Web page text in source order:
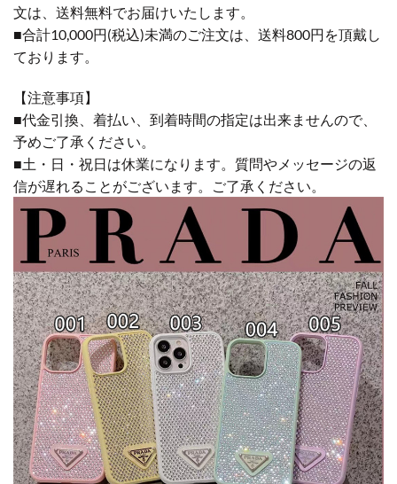
文は、送料無料でお届けいたします。
■合計10,000円(税込)未満のご注文は、送料800円を頂戴し
ております。
【注意事項】
■代金引換、着払い、到着時間の指定は出来ませんので、
予めご了承ください。
■土・日・祝日は休業になります。質問やメッセージの返
信が遅れることがございます。ご了承ください。